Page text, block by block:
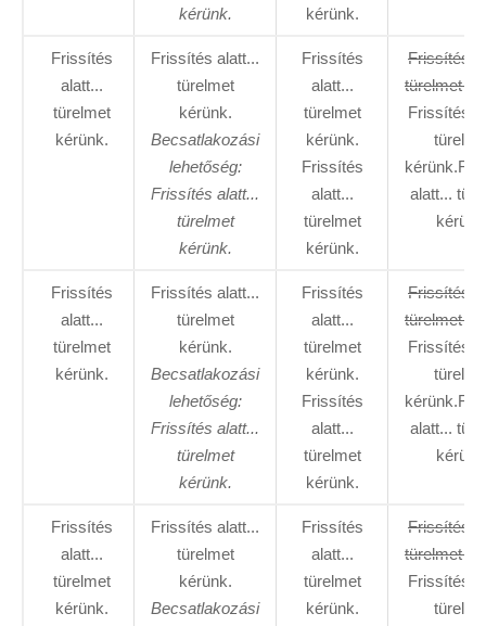
kérünk.
kérünk.
Frissítés
alatt...
türelmet
kérünk.
Frissítés alatt...
türelmet
kérünk.
Becsatlakozási
lehetőség:
Frissítés alatt...
türelmet
kérünk.
Frissítés
alatt...
türelmet
kérünk.
Frissítés
alatt...
türelmet
kérünk.
Frissítés
türelmet
Frissítés
alatt...
Frissítés
alatt...
türelmet
kérünk.
Frissítés alatt...
türelmet
kérünk.
Becsatlakozási
lehetőség:
Frissítés alatt...
türelmet
kérünk.
Frissítés
alatt...
türelmet
kérünk.
Frissítés
alatt...
türelmet
kérünk.
Frissítés
türelmet
Frissítés
alatt...
Frissítés
alatt...
türelmet
kérünk.
Frissítés alatt...
türelmet
kérünk.
Becsatlakozási
Frissítés
alatt...
türelmet
kérünk.
Frissítés
türelmet
Frissítés